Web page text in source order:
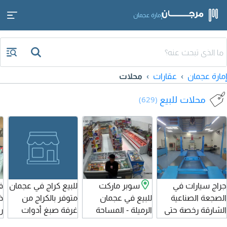
إمارة عجمان
إمارة عجمان عقارات محلات
محلات للبيع (629)
جراج سيارات في
الصجعة الصناعية
الشارقة رخصة حتى
31 / مارس/ 2026
سوبر ماركت
للبيع في عجمان
الرميلة - المساحة
109 متر مربع -
للبيع كراج في عجمان
متوفر بالكراج من
غرفة صبغ أدوات
سحب شاسيه لحام